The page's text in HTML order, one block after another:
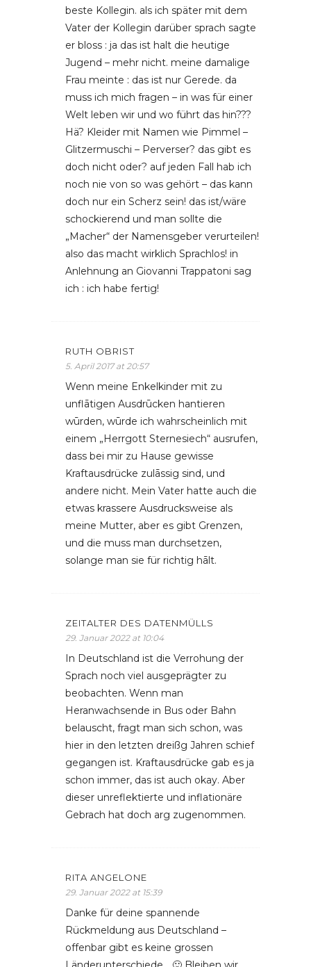
beste Kollegin. als ich später mit dem
Vater der Kollegin darüber sprach sagte
er bloss : ja das ist halt die heutige
Jugend – mehr nicht. meine damalige
Frau meinte : das ist nur Gerede. da
muss ich mich fragen – in was für einer
Welt leben wir und wo führt das hin???
Hä? Kleider mit Namen wie Pimmel –
Glitzermuschi – Perverser? das gibt es
doch nicht oder? auf jeden Fall hab ich
noch nie von so was gehört – das kann
doch nur ein Scherz sein! das ist/wäre
schockierend und man sollte die
„Macher“ der Namensgeber verurteilen!
also das macht wirklich Sprachlos! in
Anlehnung an Giovanni Trappatoni sag
ich : ich habe fertig!
RUTH OBRIST
5. April 2017 at 20:57
Wenn meine Enkelkinder mit zu
unflātigen Ausdrūcken hantieren
wūrden, wūrde ich wahrscheinlich mit
einem „Herrgott Sternesiech“ ausrufen,
dass bei mir zu Hause gewisse
Kraftausdrücke zulāssig sind, und
andere nicht. Mein Vater hatte auch die
etwas krassere Ausdrucksweise als
meine Mutter, aber es gibt Grenzen,
und die muss man durchsetzen,
solange man sie für richtig hālt.
ZEITALTER DES DATENMÜLLS
29. Januar 2022 at 10:04
In Deutschland ist die Verrohung der
Sprach noch viel ausgeprägter zu
beobachten. Wenn man
Heranwachsende in Bus oder Bahn
belauscht, fragt man sich schon, was
hier in den letzten dreißg Jahren schief
gegangen ist. Kraftausdrücke gab es ja
schon immer, das ist auch okay. Aber
dieser unreflektierte und inflationäre
Gebrach hat doch arg zugenommen.
RITA ANGELONE
29. Januar 2022 at 15:39
Danke für deine spannende
Rückmeldung aus Deutschland –
offenbar gibt es keine grossen